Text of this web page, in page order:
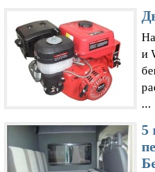
и
...
5